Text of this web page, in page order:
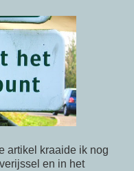
artikel kraaide ik nog
en in het